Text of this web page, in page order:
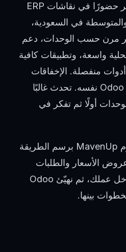
أصبح Odoo الخيار الأكثر حضورًا في نقاشات ERP
في السعودية،
مرن حسب الوحدات، دعم
واسعة، وتطبيقات كافية
منفصلة. الإخفاقات
التي نراها ليست بسبب Odoo نفسه. تحدث غالبًا
أولًا ثم تفكر في
نحن نعمل بالعكس. تقوم MavenUp برسم الطريقة
عروض الأسعار والطلبات
والموافقات والفواتير داخل عملك، ثم نهيّئ Odoo
بينها.